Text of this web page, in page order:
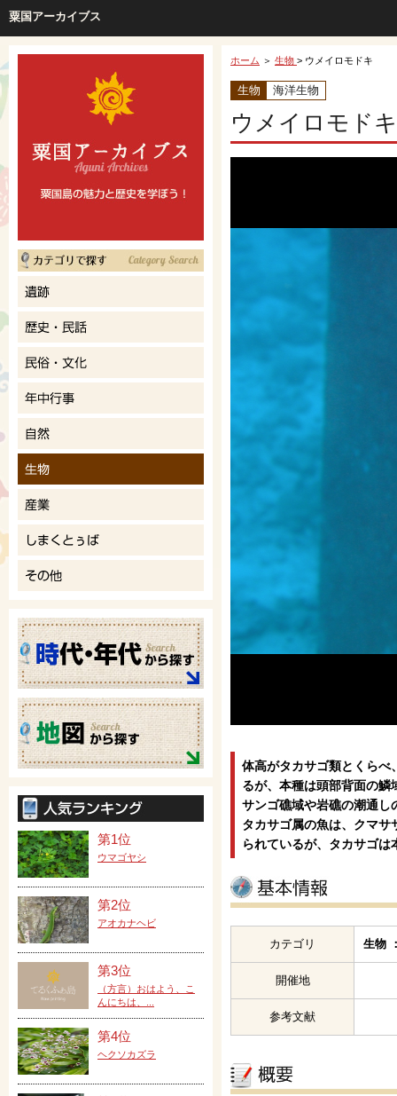
粟国アーカイブス
ホーム ＞ 生物 > ウメイロモドキ
生物 海洋生物
ウメイロモド
体高がタカサゴ類とくらべ
るが、本種は頭部背面の
サンゴ礁域や岩礁の潮通し
タカサゴ属の魚は、クマ
られているが、タカサゴ
カテゴリ 生物
開催地
参考文献
第1位
ウマゴヤシ
第2位
アオカナヘビ
第3位
（方言）おはよう、こ
んにちは、...
第4位
ヘクソカズラ